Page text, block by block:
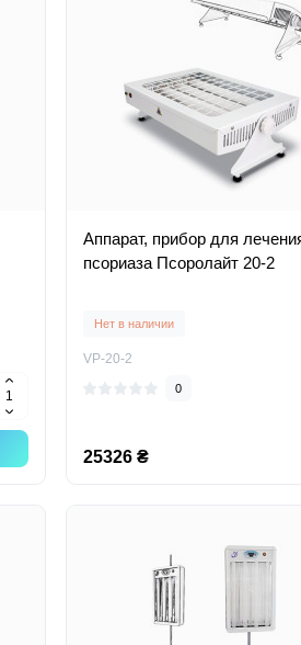
Аппарат, прибор для
псориаза Псоролайт 20-2
Нет в наличии
VP-20-2
0
25326 ₴